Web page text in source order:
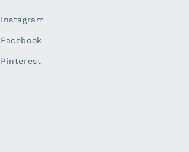
Instagram
Facebook
Pinterest